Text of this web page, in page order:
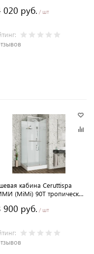
профиль, матовое
020 руб. / шт
кабина Ceruttispa
(MiMi) 90T тропический
900 руб. / шт